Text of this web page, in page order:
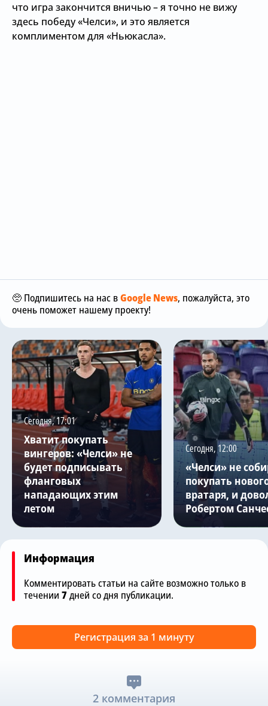
что игра закончится вничью – я точно не вижу
здесь победу «Челси», и это является
комплиментом для «Ньюкасла».
🥺 Подпишитесь на нас вGoogle News, пожалуйста, это
очень поможет нашему проекту!
Сегодня, 17:01
Хватит покупать
вингеров: «Челси» не
будет подписывать
фланговых
нападающих этим
летом
Сегодня, 12:00
«Челси» не
покупать
вратаря, и
Робертом
Информация
Комментировать статьи на сайте возможно только в
течении 7дней со дня публикации.
Регистрация за 1 минуту
2 комментария